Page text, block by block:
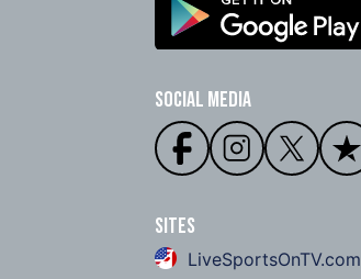
Social Media
Sites
LiveSportsOnTV.com